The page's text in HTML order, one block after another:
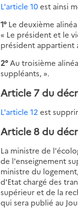
L'article 10est ainsi
1°Le deuxième
« Le président et le
président appartient
2°Au troisième
suppléants, ».
Article 7 du
L'article 12 est
Article 8 du
La ministre de
de l'enseignement
ministre du
d'Etat chargé des
supérieur et de la
qui sera publié au